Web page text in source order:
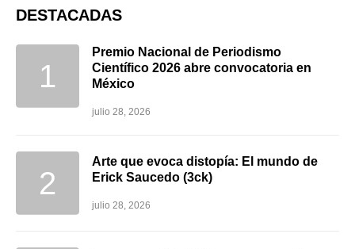
DESTACADAS
Premio Nacional de Periodismo
Científico 2026 abre convocatoria en
México
julio 28, 2026
Arte que evoca distopía: El mundo de
Erick Saucedo (3ck)
julio 28, 2026